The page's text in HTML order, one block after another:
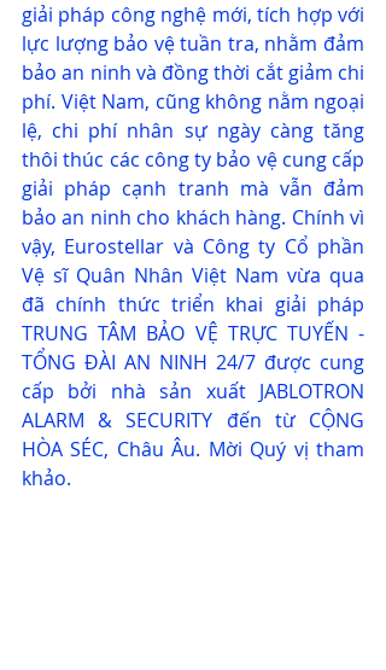
giải pháp công nghệ mới, tích hợp với
lực lượng bảo vệ tuần tra, nhằm đảm
bảo an ninh và đồng thời cắt giảm chi
phí. Việt Nam, cũng không nằm ngoại
lệ, chi phí nhân sự ngày càng tăng
thôi thúc các công ty bảo vệ cung cấp
giải pháp cạnh tranh mà vẫn đảm
bảo an ninh cho khách hàng. Chính vì
vậy, Eurostellar và Công ty Cổ phần
Vệ sĩ Quân Nhân Việt Nam vừa qua
đã chính thức triển khai giải pháp
TRUNG TÂM BẢO VỆ TRỰC TUYẾN -
TỔNG ĐÀI AN NINH 24/7 được cung
cấp bởi nhà sản xuất JABLOTRON
ALARM & SECURITY đến từ CỘNG
HÒA SÉC, Châu Âu. Mời Quý vị tham
khảo.